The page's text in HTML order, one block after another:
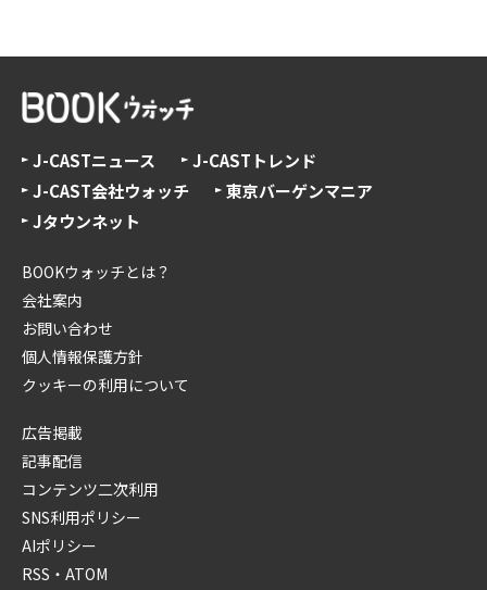
J-CASTニュース
J-CASTトレンド
J-CAST会社ウォッチ
東京バーゲンマニア
Jタウンネット
BOOKウォッチとは？
会社案内
お問い合わせ
個人情報保護方針
クッキーの利用について
広告掲載
記事配信
コンテンツ二次利用
SNS利用ポリシー
AIポリシー
RSS・ATOM